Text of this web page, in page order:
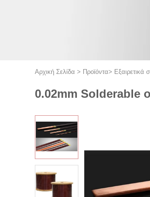
Αρχική Σελίδα > Προϊόντα> Εξαιρετικά
0.02mm Solderable